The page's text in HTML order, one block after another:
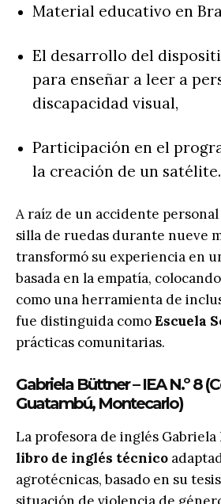
Material educativo en
El desarrollo del
para enseñar a leer a
discapacidad visual,
Participación en el
la creación de un satélite.
A raíz de un accidente
silla de ruedas durante nueve
transformó su experiencia en
basada en la empatía,
como una herramienta de
fue distinguida comoEscuela
prácticas comunitarias.
Gabriela Büttner – IEA N.º 8
Guatambú, Montecarlo)
La profesora de inglés
libro de inglés técnico
agrotécnicas, basado en su